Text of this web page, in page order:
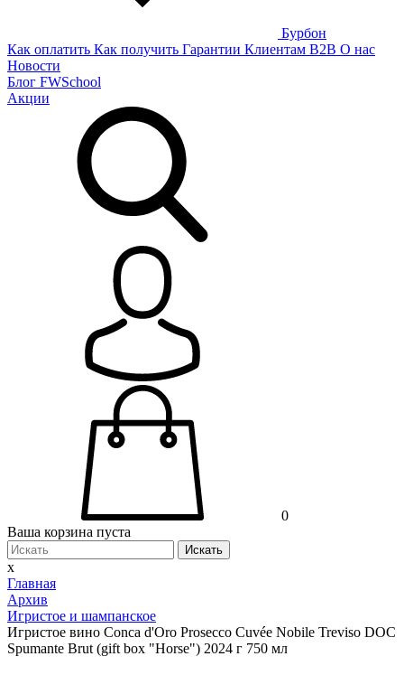
Бурбон
Как оплатить Как получить Гарантии Клиентам B2B О нас
Новости
Блог FWSchool
Акции
0
Ваша корзина пуста
Искать
x
Главная
Архив
Игристое и шампанское
Игристое вино Conca d'Oro Prosecco Cuvée Nobile Treviso DOC
Spumante Brut (gift box "Horse") 2024 г 750 мл